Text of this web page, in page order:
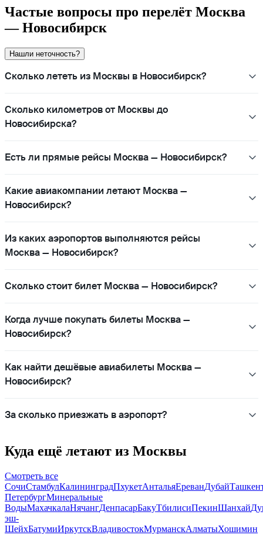
Частые вопросы про перелёт Москва
— Новосибирск
Нашли неточность?
Сколько лететь из Москвы в Новосибирск?
Сколько километров от Москвы до
Новосибирска?
Есть ли прямые рейсы Москва — Новосибирск?
Какие авиакомпании летают Москва —
Новосибирск?
Из каких аэропортов выполняются рейсы
Москва — Новосибирск?
Сколько стоит билет Москва — Новосибирск?
Когда лучше покупать билеты Москва —
Новосибирск?
Как найти дешёвые авиабилеты Москва —
Новосибирск?
За сколько приезжать в аэропорт?
Куда ещё летают из Москвы
Смотреть все
СочиСтамбулКалининградПхукетАнтальяЕреванДубай
ПетербургМинеральные
ВодыМахачкалаНячангДенпасарБакуТбилисиПекинШанхай
эш-
ШейхБатумиИркутскВладивостокМурманскАлматыХошимин